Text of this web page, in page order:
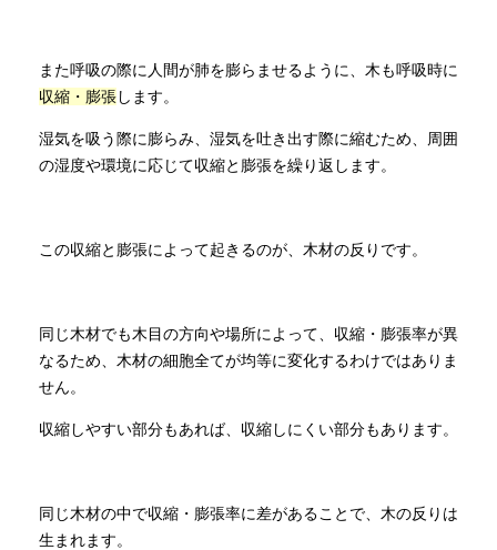
また呼吸の際に人間が肺を膨らませるように、木も呼吸時に
収縮・膨張します。
湿気を吸う際に膨らみ、湿気を吐き出す際に縮むため、周囲
の湿度や環境に応じて収縮と膨張を繰り返します。
この収縮と膨張によって起きるのが、木材の反りです。
同じ木材でも木目の方向や場所によって、収縮・膨張率が異
なるため、木材の細胞全てが均等に変化するわけではありま
せん。
収縮しやすい部分もあれば、収縮しにくい部分もあります。
同じ木材の中で収縮・膨張率に差があることで、木の反りは
生まれます。